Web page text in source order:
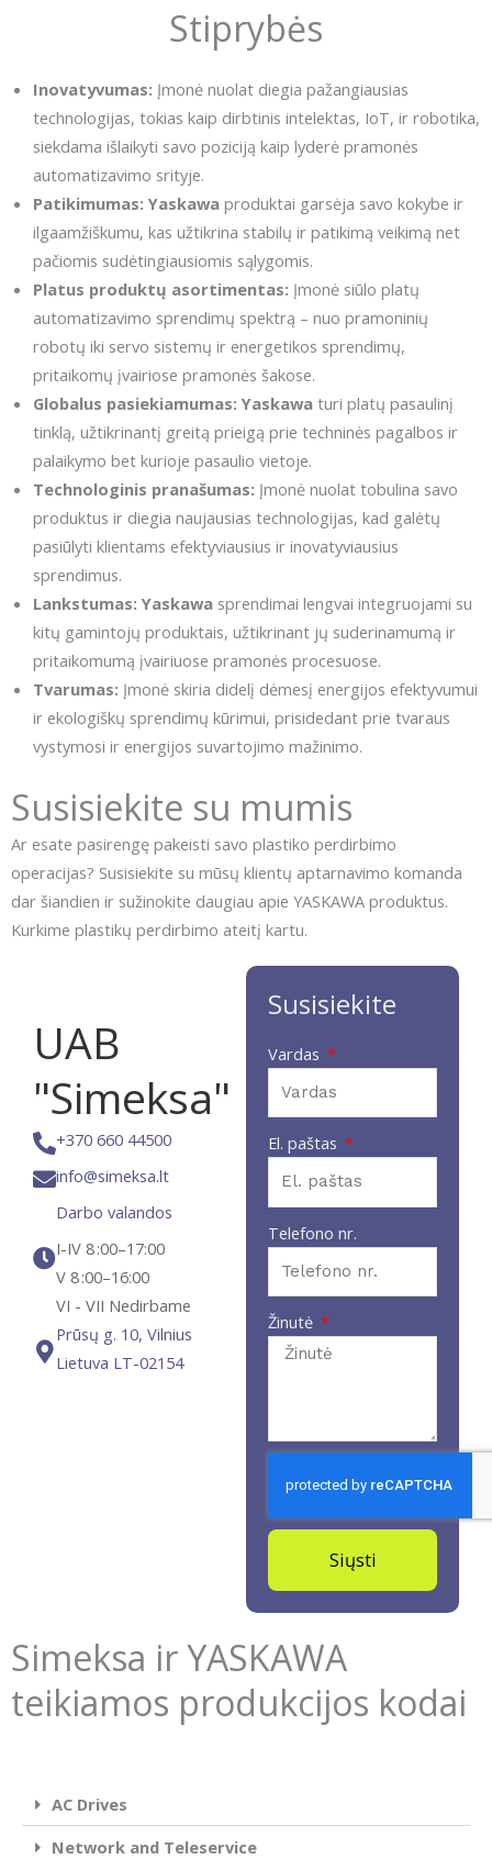
Stiprybės
Inovatyvumas: Įmonė nuolat diegia pažangiausias
technologijas, tokias kaip dirbtinis intelektas, IoT, ir robotika,
siekdama išlaikyti savo poziciją kaip lyderė pramonės
automatizavimo srityje.
Patikimumas: Yaskawa produktai garsėja savo kokybe ir
ilgaamžiškumu, kas užtikrina stabilų ir patikimą veikimą net
pačiomis sudėtingiausiomis sąlygomis.
Platus produktų asortimentas: Įmonė siūlo platų
automatizavimo sprendimų spektrą – nuo pramoninių
robotų iki servo sistemų ir energetikos sprendimų,
pritaikomų įvairiose pramonės šakose.
Globalus pasiekiamumas: Yaskawa turi platų pasaulinį
tinklą, užtikrinantį greitą prieigą prie techninės pagalbos ir
palaikymo bet kurioje pasaulio vietoje.
Technologinis pranašumas: Įmonė nuolat tobulina savo
produktus ir diegia naujausias technologijas, kad galėtų
pasiūlyti klientams efektyviausius ir inovatyviausius
sprendimus.
Lankstumas: Yaskawa sprendimai lengvai integruojami su
kitų gamintojų produktais, užtikrinant jų suderinamumą ir
pritaikomumą įvairiuose pramonės procesuose.
Tvarumas: Įmonė skiria didelį dėmesį energijos efektyvumui
ir ekologiškų sprendimų kūrimui, prisidedant prie tvaraus
vystymosi ir energijos suvartojimo mažinimo.
Susisiekite su mumis
Ar esate pasirengę pakeisti savo plastiko perdirbimo
operacijas? Susisiekite su mūsų klientų aptarnavimo komanda
dar šiandien ir sužinokite daugiau apie YASKAWA produktus.
Kurkime plastikų perdirbimo ateitį kartu.
UAB
"Simeksa"
+370 660 44500
info@simeksa.lt
Darbo valandos
I-IV 8 :00–17:00
V 8 :00–16:00
VI - VII Nedirbame
Prūsų g. 10, Vilnius
Lietuva LT-02154​
Susisiekite
Vardas
El. paštas
Telefono nr.
Žinutė
Siųsti
Simeksa ir YASKAWA
teikiamos produkcijos kodai
AC Drives
Network and Teleservice